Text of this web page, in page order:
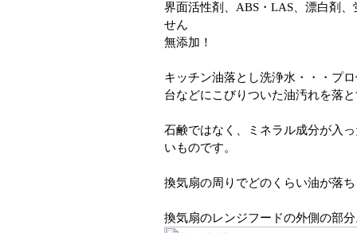
界面活性剤、ABS・LAS、漂白剤
せん
無添加！
キッチン油落とし洗浄水・・・プ
台などにこびりついた油汚れを落
石鹸ではなく、ミネラル成分が入
いものです。
換気扇の周りでどのくらい油が落
換気扇のレンジフードの外側の部